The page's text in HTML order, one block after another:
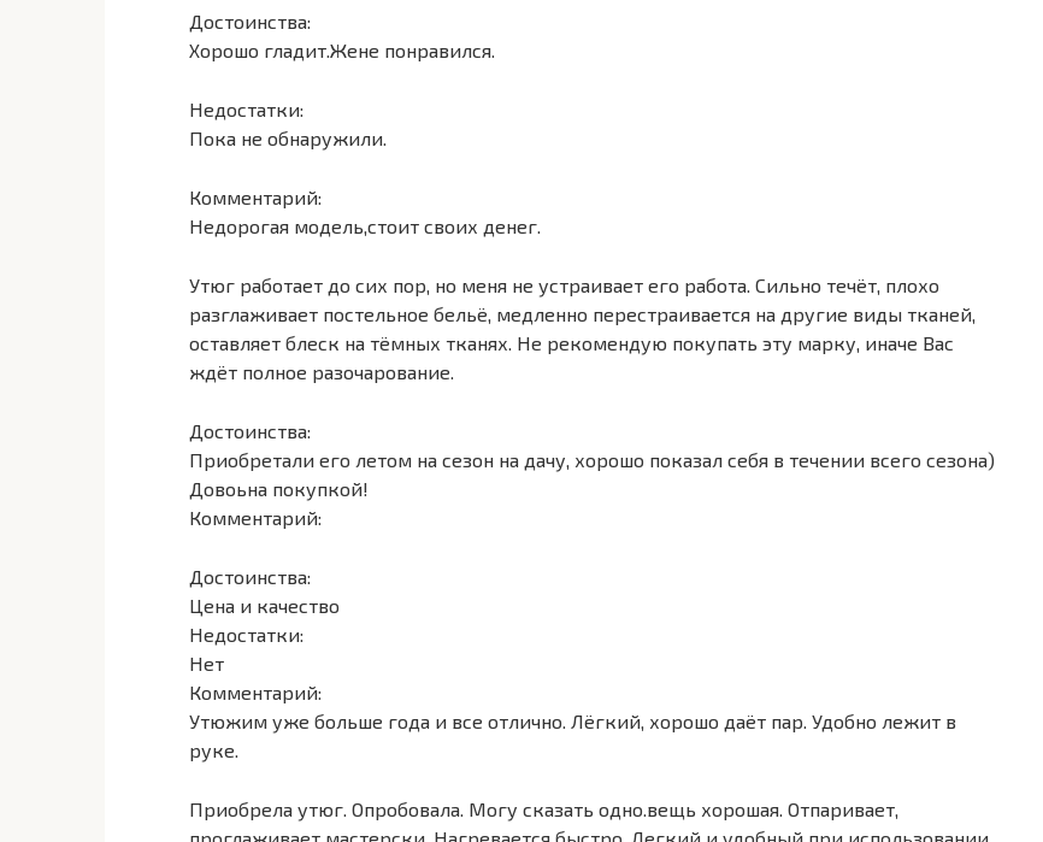
Достоинства:
Хорошо гладит.Жене понравился.
Недостатки:
Пока не обнаружили.
Комментарий:
Недорогая модель,стоит своих денег.
Утюг работает до сих пор, но меня не устраивает его работа. Сильно течёт, плохо
разглаживает постельное бельё, медленно перестраивается на другие виды тканей,
оставляет блеск на тёмных тканях. Не рекомендую покупать эту марку, иначе Вас
ждёт полное разочарование.
Достоинства:
Приобретали его летом на сезон на дачу, хорошо показал себя в течении всего сезона)
Довоьна покупкой!
Комментарий:
Достоинства:
Цена и качество
Недостатки:
Нет
Комментарий:
Утюжим уже больше года и все отлично. Лёгкий, хорошо даёт пар. Удобно лежит в
руке.
Приобрела утюг. Опробовала. Могу сказать одно.вещь хорошая. Отпаривает,